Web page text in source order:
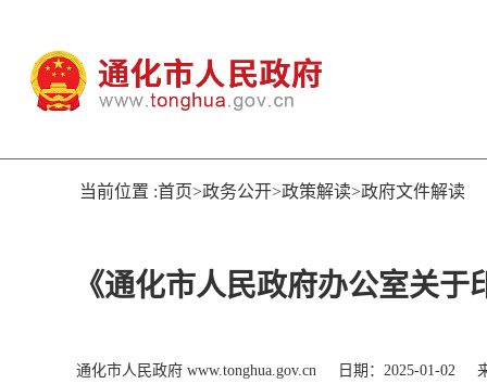
当前位置 :首页>政务公开>政策解读>政府文件解读
《通化市人民政府办公室关
通化市人民政府 www.tonghua.gov.cn 日期：2025-01-02